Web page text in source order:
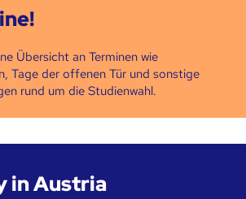
Übersicht an Terminen wie
Tage der offenen Tür und sonstige
rund um die Studienwahl.
in Austria